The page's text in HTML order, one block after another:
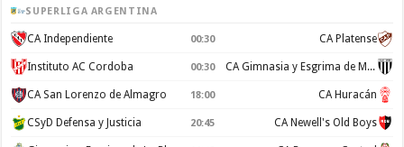
SUPERLIGA ARGENTINA
CA Independiente 00:30 CA Platense
Instituto AC Cordoba 00:30 CA Gimnasia y Esgrima de Mendoza
CA San Lorenzo de Almagro 18:00 CA Huracán
CSyD Defensa y Justicia 20:45 CA Newell's Old Boys